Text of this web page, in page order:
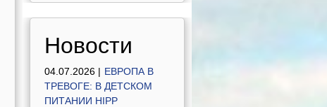
Новости
04.07.2026 | ЕВРОПА В
ТРЕВОГЕ: В ДЕТСКОМ
ПИТАНИИ HIPP